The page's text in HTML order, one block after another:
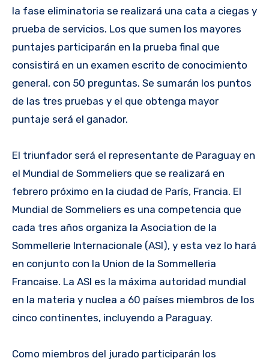
la fase eliminatoria se realizará una cata a ciegas y
prueba de servicios. Los que sumen los mayores
puntajes participarán en la prueba final que
consistirá en un examen escrito de conocimiento
general, con 50 preguntas. Se sumarán los puntos
de las tres pruebas y el que obtenga mayor
puntaje será el ganador.
El triunfador será el representante de Paraguay en
el Mundial de Sommeliers que se realizará en
febrero próximo en la ciudad de París, Francia. El
Mundial de Sommeliers es una competencia que
cada tres años organiza la Asociation de la
Sommellerie Internacionale (ASI), y esta vez lo hará
en conjunto con la Union de la Sommelleria
Francaise. La ASI es la máxima autoridad mundial
en la materia y nuclea a 60 países miembros de los
cinco continentes, incluyendo a Paraguay.
Como miembros del jurado participarán los